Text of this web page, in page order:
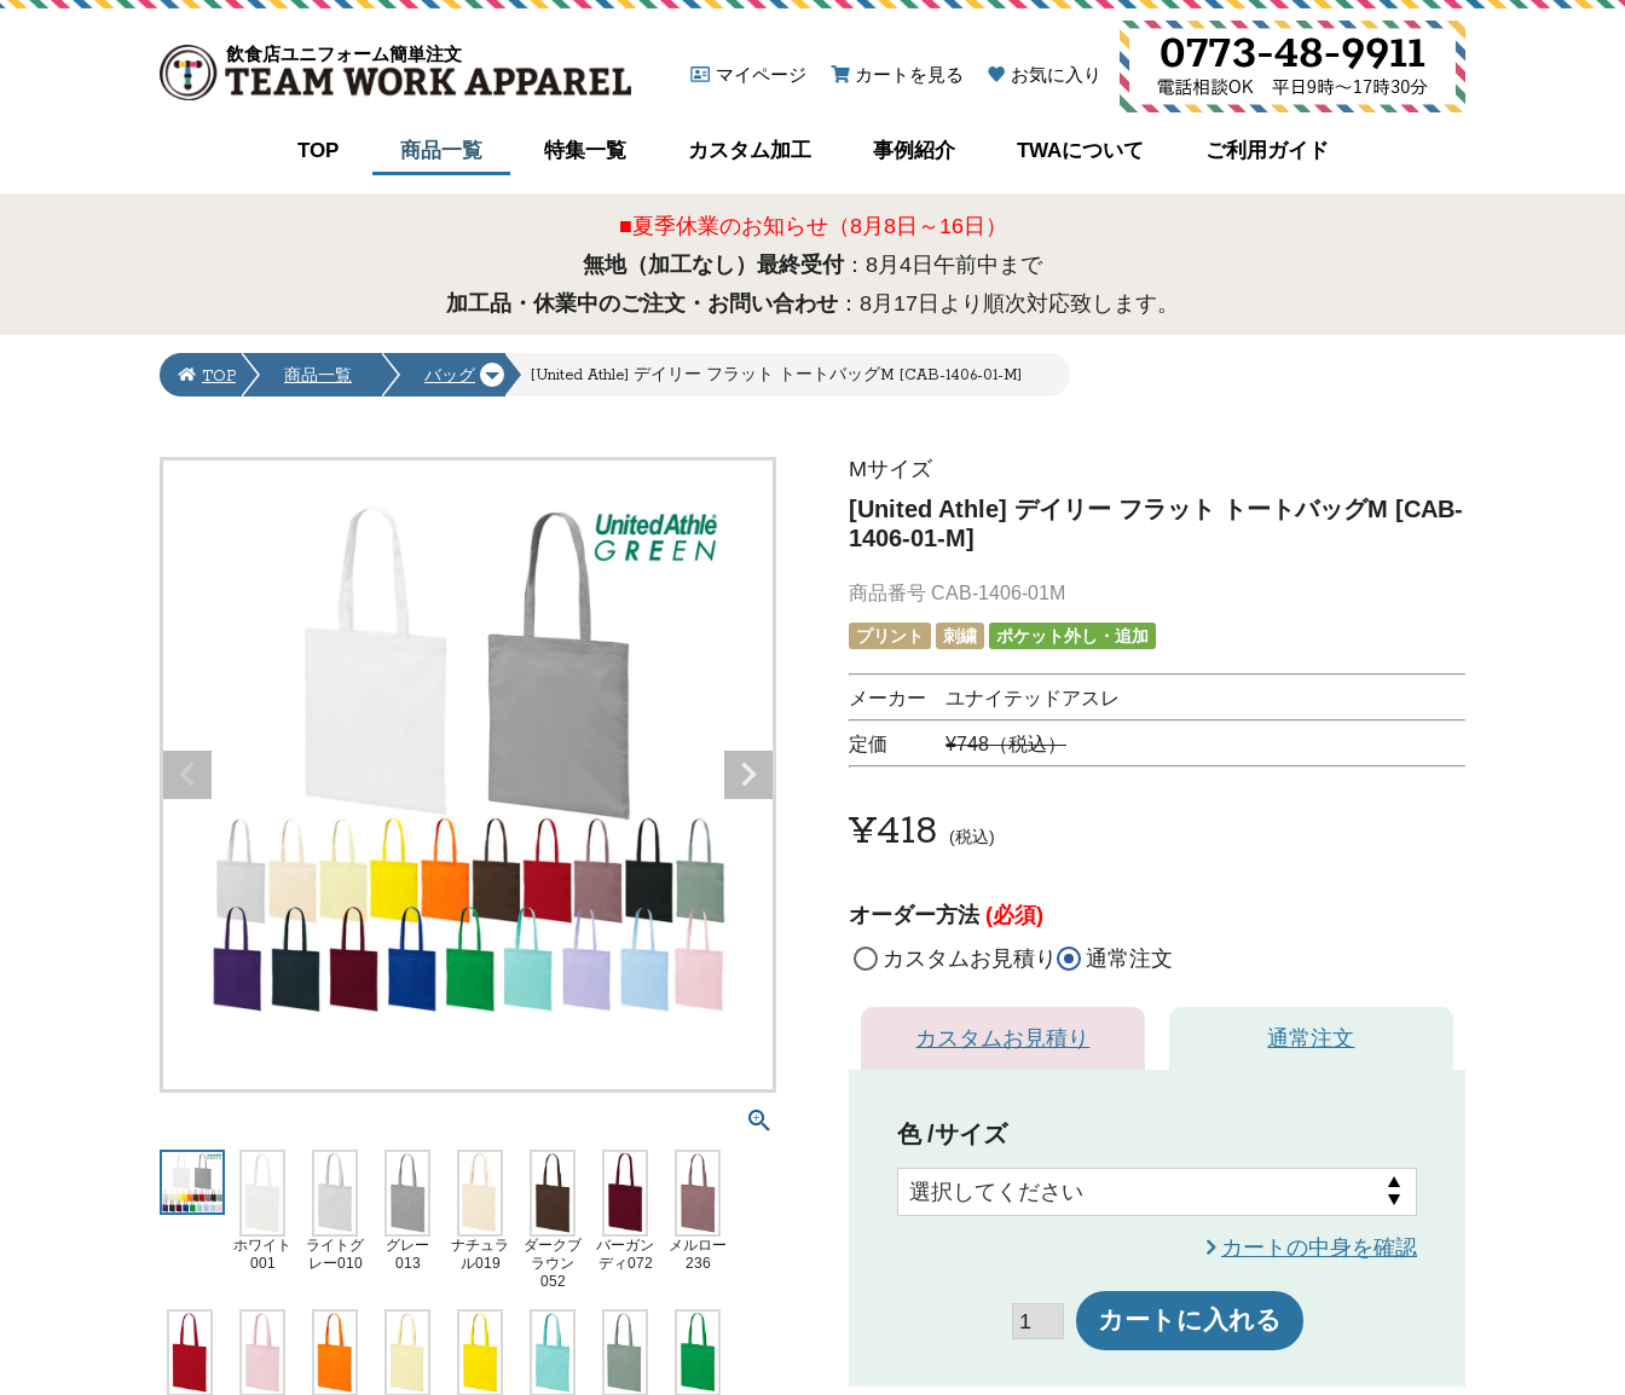
飲食店ユニフォーム簡単注文
マイページ
カートを見る お気に入り
TOP 商品一覧 特集一覧 カスタム加工 事例紹介 TWAについて ご利用ガイド
■夏季休業のお知らせ（8月8日～16日）
無地（加工なし）最終受付：8月4日午前中まで
加工品・休業中のご注文・お問い合わせ ：8月17日より順次対応致します。
TOP 商品一覧 バッグ [United Athle] デイリー フラット トートバッグM [CAB-1406-01-M]
Mサイズ
[United Athle] デイリー フラット トートバッグM [CAB-
1406-01-M]
商品番号 CAB-1406-01M
ホワイト001
ホワイト
001
ライトグ
レー010
グレー
013
ナチュラ
ル019
ダークブ
ラウン
052
バーガン
ディ072
メルロー
236
プリント 刺繍 ポケット外し・追加
メーカー ユナイテッドアスレ
定価 ¥748（税込）
¥418 税込
オーダー方法 (必須)
カスタムお見積り
通常注文
カスタムお見積り 通常注文
色 サイズ
カートの中身を確認
カートに入れる